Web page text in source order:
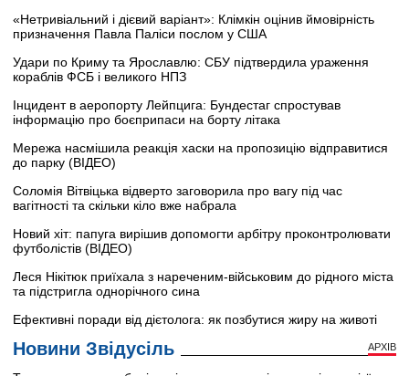
«Нетривіальний і дієвий варіант»: Клімкін оцінив ймовірність
призначення Павла Паліси послом у США
Удари по Криму та Ярославлю: СБУ підтвердила ураження
кораблів ФСБ і великого НПЗ
Інцидент в аеропорту Лейпцига: Бундестаг спростував
інформацію про боєприпаси на борту літака
Мережа насмішила реакція хаски на пропозицію відправитися
до парку (ВІДЕО)
Соломія Вітвіцька відверто заговорила про вагу під час
вагітності та скільки кіло вже набрала
Новий хіт: папуга вирішив допомогти арбітру проконтролювати
футболістів (ВІДЕО)
Леся Нікітюк приїхала з нареченим-військовим до рідного міста
та підстригла однорічного сина
Ефективні поради від дієтолога: як позбутися жиру на животі
Новини Звідусіль АРХІВ